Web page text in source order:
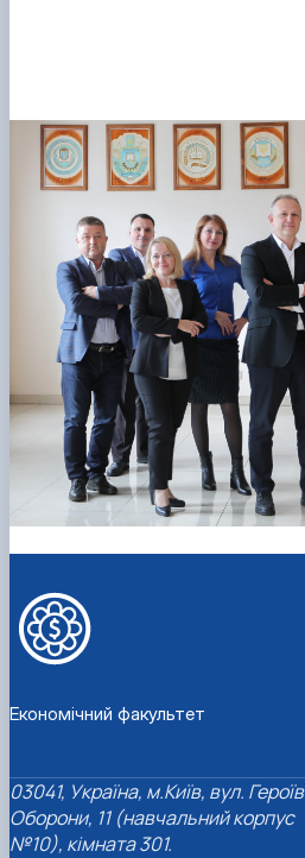
Економічний факультет
03041, Україна, м.Київ, вул. Героїв
Оборони, 11 (навчальний корпус
№10), кімната 301.